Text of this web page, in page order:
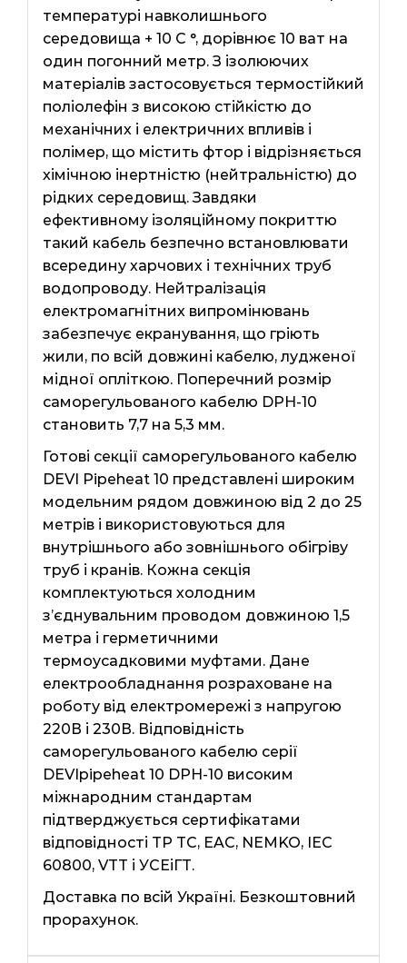
температурі навколишнього
середовища + 10 C °, дорівнює 10 ват на
один погонний метр. З ізолюючих
матеріалів застосовується термостійкий
поліолефін з високою стійкістю до
механічних і електричних впливів і
полімер, що містить фтор і відрізняється
хімічною інертністю (нейтральністю) до
рідких середовищ. Завдяки
ефективному ізоляційному покриттю
такий кабель безпечно встановлювати
всередину харчових і технічних труб
водопроводу. Нейтралізація
електромагнітних випромінювань
забезпечує екранування, що гріють
жили, по всій довжині кабелю, лудженої
мідної опліткою. Поперечний розмір
саморегульованого кабелю DPH-10
становить 7,7 на 5,3 мм.
Готові секції саморегульованого кабелю
DEVI Pipeheat 10 представлені широким
модельним рядом довжиною від 2 до 25
метрів і використовуються для
внутрішнього або зовнішнього обігріву
труб і кранів. Кожна секція
комплектуються холодним
з’єднувальним проводом довжиною 1,5
метра і герметичними
термоусадковими муфтами. Дане
електрообладнання розраховане на
роботу від електромережі з напругою
220В і 230В. Відповідність
саморегульованого кабелю серії
DEVIpipeheat 10 DPH-10 високим
міжнародним стандартам
підтверджується сертифікатами
відповідності TP TC, EAC, NEMKO, IEC
60800, VTT і УСЕіГТ.
Доставка по всій Україні. Безкоштовний
прорахунок.